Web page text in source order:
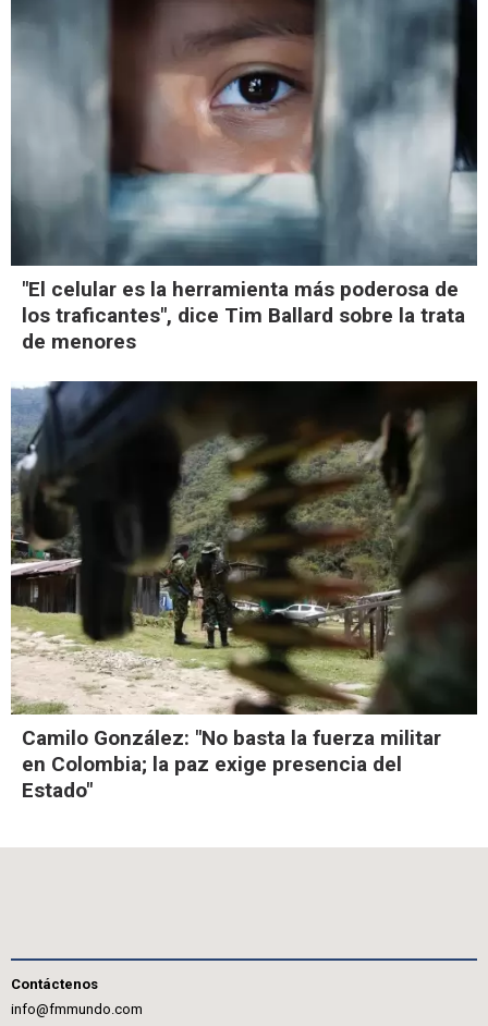
"El celular es la herramienta más poderosa de
los traficantes", dice Tim Ballard sobre la trata
de menores
Camilo González: "No basta la fuerza militar
en Colombia; la paz exige presencia del
Estado"
Contáctenos
info@fmmundo.com